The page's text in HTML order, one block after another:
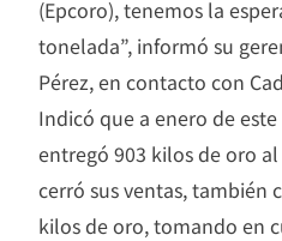
(Epcoro), tenemos la
tonelada”, informó su
Pérez, en contacto con
Indicó que a enero de
entregó 903 kilos de oro
cerró sus ventas, también
kilos de oro, tomando en